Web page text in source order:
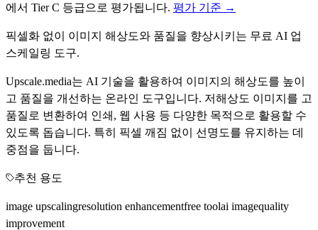
에서 TierC 등급으로 평가됩니다. 평가 기준 →
픽셀화 없이 이미지 해상도와 품질을 향상시키는 무료 AI 업
스케일링 도구.
Upscale.media는 AI 기술을 활용하여 이미지의 해상도를 높이
고 품질을 개선하는 온라인 도구입니다. 저해상도 이미지를 고
품질로 변환하여 인쇄, 웹 사용 등 다양한 목적으로 활용할 수
있도록 돕습니다. 특히 픽셀 깨짐 없이 선명도를 유지하는 데
중점을 둡니다.
추천 용도
image upscalingresolution enhancementfree toolai imagequality
improvement